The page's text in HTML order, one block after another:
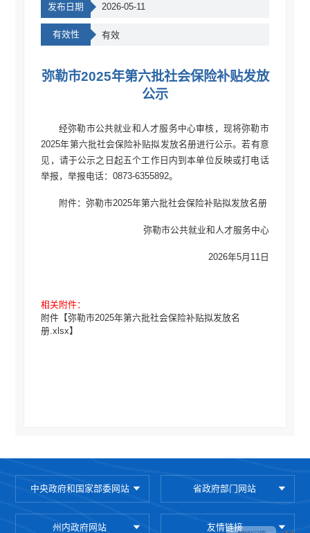
发布日期 2026-05-11
有效性 有效
弥勒市2025年第六批社会保险补贴发放
公示
经弥勒市公共就业和人才服务中心审核，现将弥勒市
2025年第六批社会保险补贴拟发放名册进行公示。若有意
见，请于公示之日起五个工作日内到本单位反映或打电话
举报，举报电话：0873-6355892。
附件：弥勒市2025年第六批社会保险补贴拟发放名册
弥勒市公共就业和人才服务中心
2026年5月11日
相关附件：
附件【弥勒市2025年第六批社会保险补贴拟发放名
册.xlsx】
中央政府和国家部委网站 省政府部门网站
州内政府网站 友情链接